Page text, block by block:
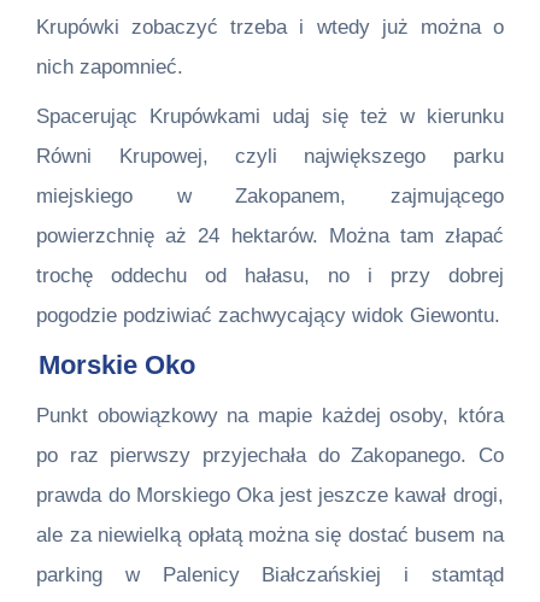
Krupówki zobaczyć trzeba i wtedy już można o
nich zapomnieć.
Spacerując Krupówkami udaj się też w kierunku
Równi Krupowej, czyli największego parku
miejskiego w Zakopanem, zajmującego
powierzchnię aż 24 hektarów. Można tam złapać
trochę oddechu od hałasu, no i przy dobrej
pogodzie podziwiać zachwycający widok Giewontu.
Morskie Oko
Punkt obowiązkowy na mapie każdej osoby, która
po raz pierwszy przyjechała do Zakopanego. Co
prawda do Morskiego Oka jest jeszcze kawał drogi,
ale za niewielką opłatą można się dostać busem na
parking w Palenicy Białczańskiej i stamtąd